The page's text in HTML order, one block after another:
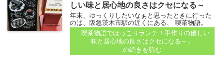
しい味と居心地の良さはクセになる～
年末、ゆっくりしたいなぁと思ったときに行った
のは、阪急茨木市駅の近くにある、 喫茶物語。
11月にオープンしたお店で、 【11/16に喫茶物語
がオープン！－阪急茨木市駅近く】（2019年11月
14日）記事で紹介したところです...
「喫茶物語でほっこりランチ！手作りの優しい
味と居心地の良さはクセになる～」
の続きを読む